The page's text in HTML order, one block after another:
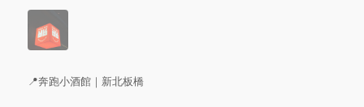
📍奔跑小酒館｜新北板橋